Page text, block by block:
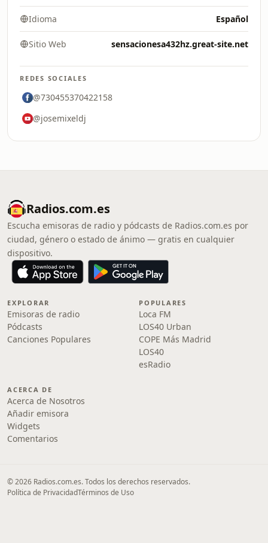
Idioma Español
Sitio Web sensacionesa432hz.great-site.net
REDES SOCIALES
@730455370422158
@josemixeldj
Radios.com.es
Escucha emisoras de radio y pódcasts de Radios.com.es por
ciudad, género o estado de ánimo — gratis en cualquier
dispositivo.
EXPLORAR
Emisoras de radio
Pódcasts
Canciones Populares
POPULARES
Loca FM
LOS40 Urban
COPE Más Madrid
LOS40
esRadio
ACERCA DE
Acerca de Nosotros
Añadir emisora
Widgets
Comentarios
© 2026 Radios.com.es. Todos los derechos reservados.
Política de PrivacidadTérminos de Uso